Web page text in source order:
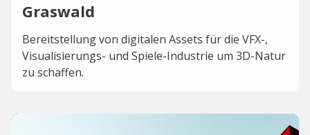
Graswald
Bereitstellung von digitalen Assets für die VFX-,
Visualisierungs- und Spiele-Industrie um 3D-Natur
zu schaffen.